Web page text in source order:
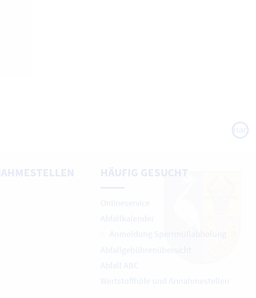
nach
oben
HÄUFIG GESUCHT
Onlineservice
Abfallkalender
Anmeldung Sperrmüllabholung
Abfallgebührenübersicht
Abfall ABC
Wertstoffhöfe und Annahmestellen